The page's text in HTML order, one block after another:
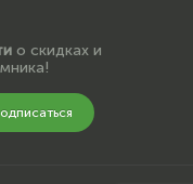
о скидках и